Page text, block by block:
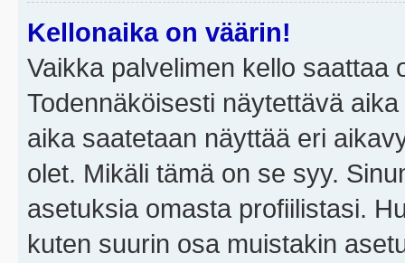
Kellonaika on väärin!
Vaikka palvelimen kello saattaa
Todennäköisesti näytettävä
aika saatetaan näyttää eri
olet. Mikäli tämä on se syy.
asetuksia omasta profiilistasi.
kuten suurin osa muistakin